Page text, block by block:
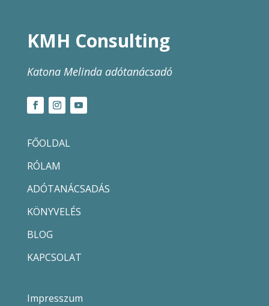
KMH Consulting
Katona Melinda adótanácsadó
FŐOLDAL
RÓLAM
ADÓTANÁCSADÁS
KÖNYVELÉS
BLOG
KAPCSOLAT
Impresszum